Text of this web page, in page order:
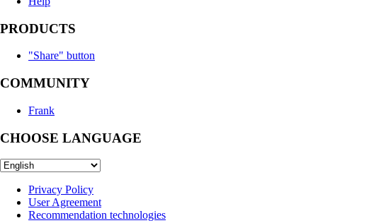
PRODUCTS
"Share" button
COMMUNITY
Frank
CHOOSE LANGUAGE
Privacy Policy
User Agreement
Recommendation technologies